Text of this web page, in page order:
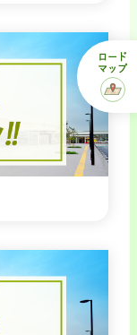
ロード
マップ